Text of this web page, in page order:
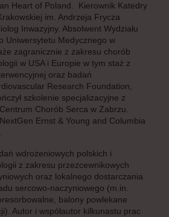
Heart of Poland. Kierownik Katedry
im. Andrzeja Frycza
Inwazyjny. Absolwent Wydziału
Uniwersytetu Medycznego w
zagranicznie z zakresu chorób
w USA i Europie w tym staż z
oraz badań
Research Foundation,
szkolenie specjalizacyjne z
Chorób Serca w Zabrzu.
Ernst & Young and Columbia
wdrożeniowych polskich i
z zakresu przezcewnikowych
oraz lokalnego dostarczania
sercowo-naczyniowego (m.in.
balony powlekane
Autor i współautor kilkunastu prac